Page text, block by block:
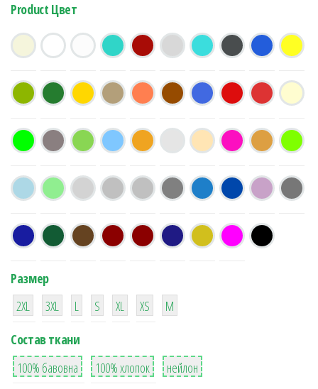
Product Цвет
Размер
38
2XL
16
3XL
42
L
42
S
42
XL XS
М
Состав ткани
8
100% бавовна
36
100% хлопок
2
нейлон